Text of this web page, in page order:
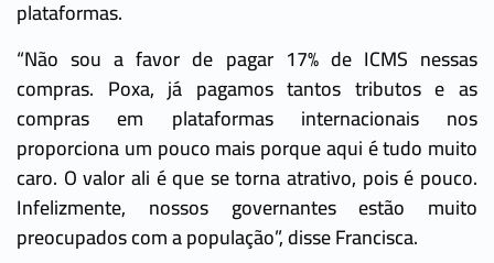
plataformas.
“Não sou a favor de pagar 17% de ICMS nessas
compras. Poxa, já pagamos tantos tributos e as
compras em plataformas internacionais nos
proporciona um pouco mais porque aqui é tudo muito
caro. O valor ali é que se torna atrativo, pois é pouco.
Infelizmente, nossos governantes estão muito
preocupados com a população”, disse Francisca.